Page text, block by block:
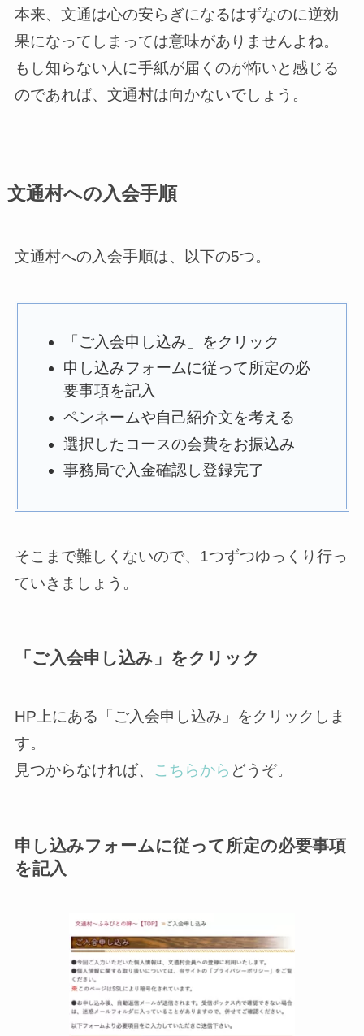
本来、文通は心の安らぎになるはずなのに逆効
果になってしまっては意味がありませんよね。
もし知らない人に手紙が届くのが怖いと感じる
のであれば、文通村は向かないでしょう。
文通村への入会手順
文通村への入会手順は、以下の5つ。
「ご入会申し込み」をクリック
申し込みフォームに従って所定の必
要事項を記入
ペンネームや自己紹介文を考える
選択したコースの会費をお振込み
事務局で入金確認し登録完了
そこまで難しくないので、1つずつゆっくり行っ
ていきましょう。
「ご入会申し込み」をクリック
HP上にある「ご入会申し込み」をクリックしま
す。
見つからなければ、 こちらから どうぞ。
申し込みフォームに従って所定の必要事項
を記入